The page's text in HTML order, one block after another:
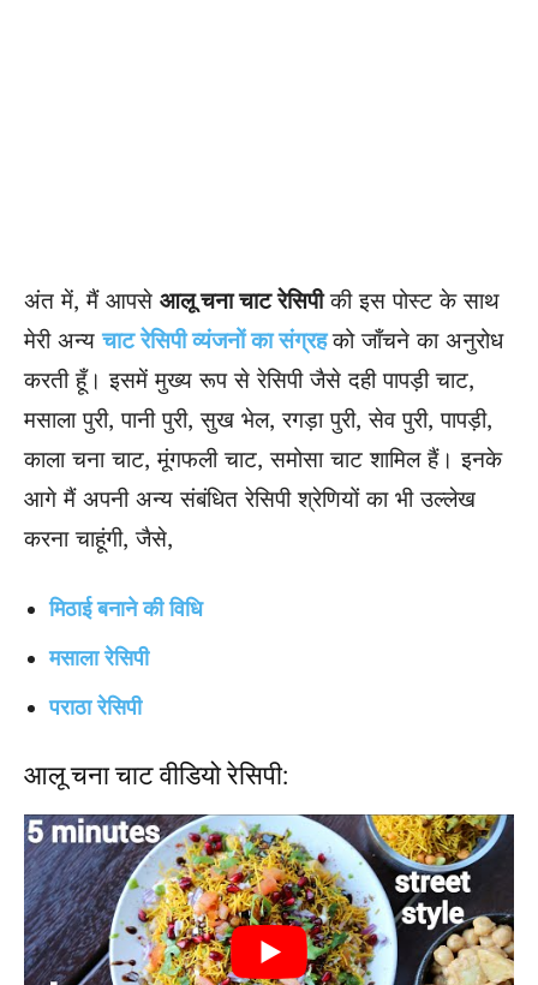
अंत में, मैं आपसे आलू चना चाट रेसिपीकी इस पोस्ट के साथ
मेरी अन्यचाट रेसिपी व्यंजनों का संग्रहको जाँचने का अनुरोध
करती हूँ। इसमें मुख्य रूप से रेसिपी जैसे दही पापड़ी चाट,
मसाला पुरी, पानी पुरी, सुख भेल, रगड़ा पुरी, सेव पुरी, पापड़ी,
काला चना चाट, मूंगफली चाट, समोसा चाट शामिल हैं। इनके
आगे मैं अपनी अन्य संबंधित रेसिपी श्रेणियों का भी उल्लेख
करना चाहूंगी, जैसे,
मिठाई बनाने की विधि
मसाला रेसिपी
पराठा रेसिपी
आलू चना चाट वीडियो रेसिपी: